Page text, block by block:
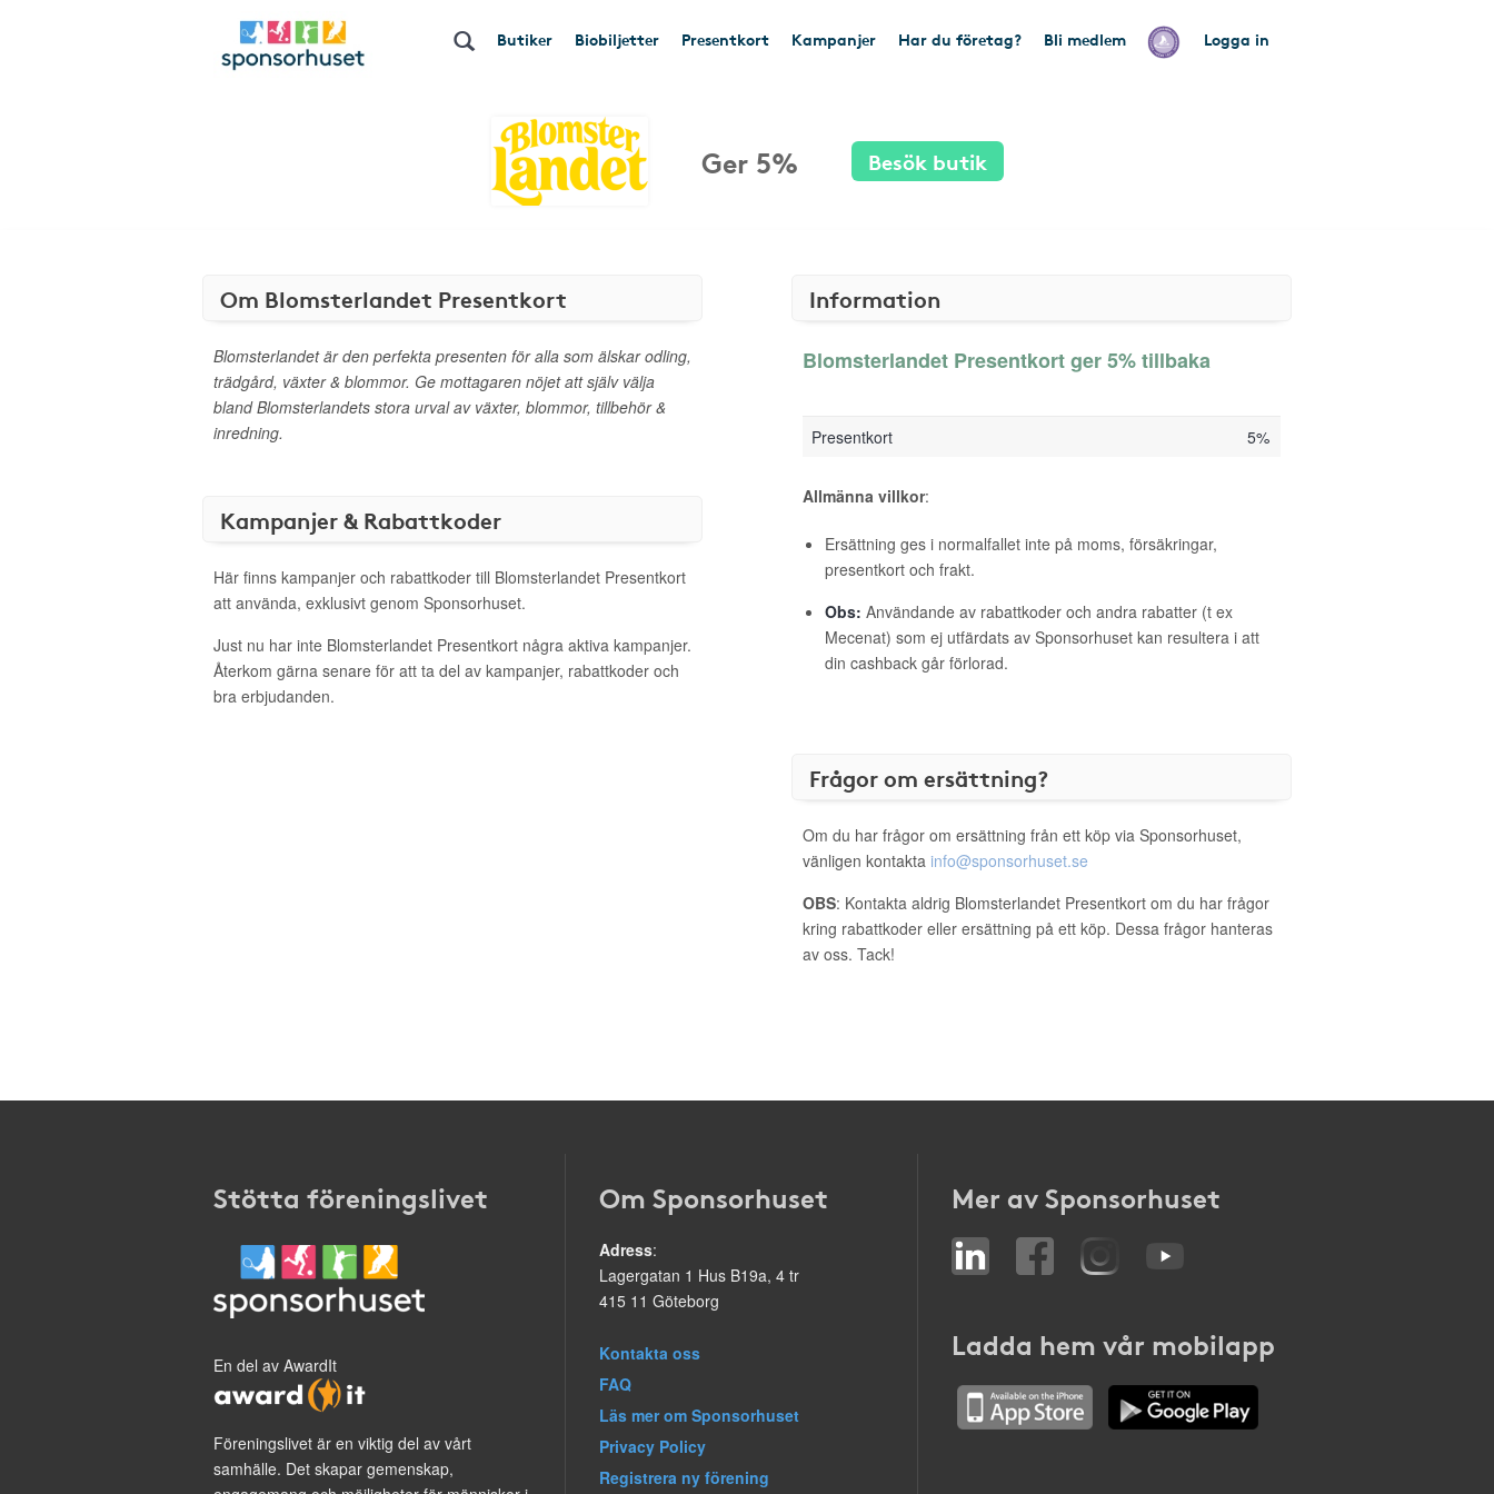
Butiker Biobiljetter Presentkort Kampanjer Har du företag? Bli medlem Logga in
Ger 5% Besök butik
Om Blomsterlandet Presentkort
Blomsterlandet är den perfekta presenten för alla som älskar odling,
trädgård, växter & blommor. Ge mottagaren nöjet att själv välja
bland Blomsterlandets stora urval av växter, blommor, tillbehör &
inredning.
Kampanjer & Rabattkoder
Här finns kampanjer och rabattkoder till Blomsterlandet Presentkort
att använda, exklusivt genom Sponsorhuset.
Just nu har inte Blomsterlandet Presentkort några aktiva kampanjer.
Återkom gärna senare för att ta del av kampanjer, rabattkoder och
bra erbjudanden.
Information
Blomsterlandet Presentkort ger 5% tillbaka
Presentkort 5%
Allmänna villkor:
Ersättning ges i normalfallet inte på moms, försäkringar,
presentkort och frakt.
Obs: Användande av rabattkoder och andra rabatter (t ex
Mecenat) som ej utfärdats av Sponsorhuset kan resultera i att
din cashback går förlorad.
Frågor om ersättning?
Om du har frågor om ersättning från ett köp via Sponsorhuset,
vänligen kontakta info@sponsorhuset.se
OBS: Kontakta aldrig Blomsterlandet Presentkort om du har frågor
kring rabattkoder eller ersättning på ett köp. Dessa frågor hanteras
av oss. Tack!
Stötta föreningslivet
En del av AwardIt
Föreningslivet är en viktig del av vårt
samhälle. Det skapar gemenskap,
Om Sponsorhuset
Adress:
Lagergatan 1 Hus B19a, 4 tr
415 11 Göteborg
Kontakta oss
FAQ
Läs mer om Sponsorhuset
Privacy Policy
Registrera ny förening
Mer av Sponsorhuset
Ladda hem vår mobilapp